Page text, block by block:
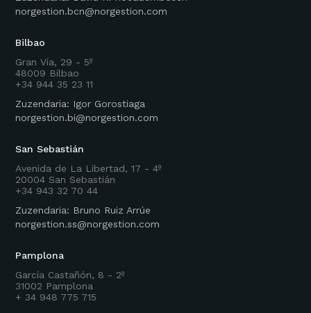
norgestion.bcn@norgestion.com
Bilbao
Gran Vía, 29 - 5º
48009 Bilbao
+34 944 35 23 11
Zuzendaria: Igor Gorostiaga
norgestion.bi@norgestion.com
San Sebastián
Avenida de La Libertad, 17 - 4º
20004 San Sebastián
+34 943 32 70 44
Zuzendaria: Bruno Ruiz Arrúe
norgestion.ss@norgestion.com
Pamplona
García Castañón, 8 - 2º
31002 Pamplona
+ 34 948 775 715